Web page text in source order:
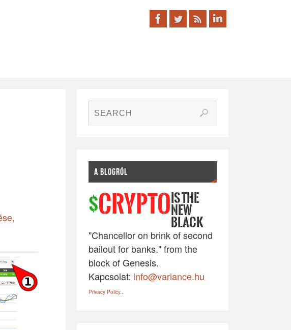
A BLOGRÓL
$CRYPTO IS THE
NEW
BLACK
"Chancellor on brink of second
bailout for banks." from the
block of Genesis.
Kapcsolat: info@variance.hu
Privacy Policy...